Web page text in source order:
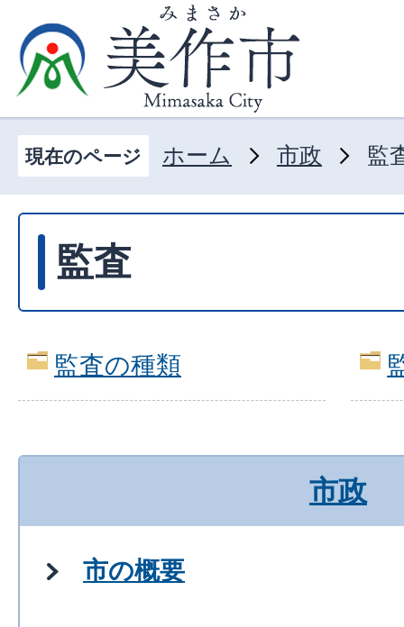
現在のページ ホーム 市政 監
監査
監査の種類
市政
市の概要